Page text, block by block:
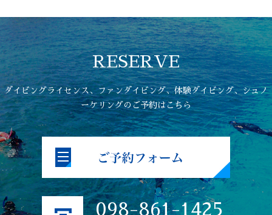
RESERVE
ダイビングライセンス、ファンダイビング、体験ダイビング、シュノ
ーケリングのご予約はこちら
098-861-1425